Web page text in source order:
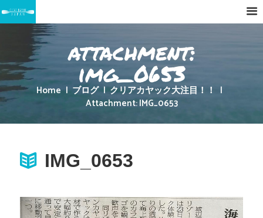
attachment:
img_0653
Home ブログ
クリアカヤック大注目！！
Attachment: IMG_0653
IMG_0653